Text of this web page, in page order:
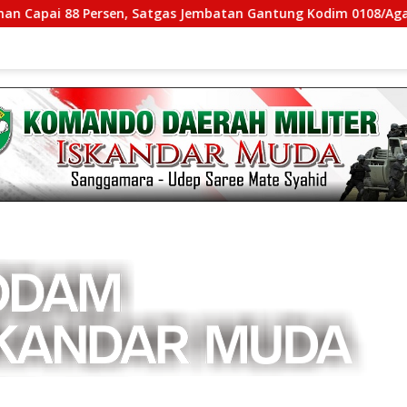
Persen, Satgas Jembatan Gantung Kodim 0108/Agara